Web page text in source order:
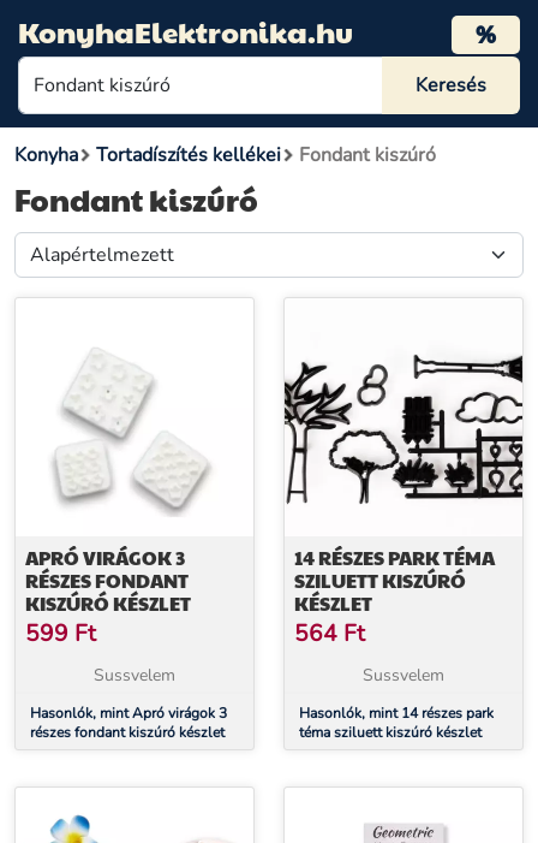
KonyhaElektronika.hu %
Konyha Tortadíszítés kellékei Fondant kiszúró
Fondant kiszúró
APRÓ VIRÁGOK 3
RÉSZES FONDANT
KISZÚRÓ KÉSZLET
599 Ft
Sussvelem
Hasonlók, mint Apró virágok 3
részes fondant kiszúró készlet
14 RÉSZES PARK TÉMA
SZILUETT KISZÚRÓ
KÉSZLET
564 Ft
Sussvelem
Hasonlók, mint 14 részes park
téma sziluett kiszúró készlet